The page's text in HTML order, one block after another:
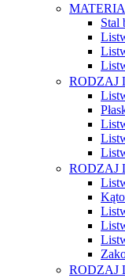
Stal
RODZAJ
RODZAJ
RODZAJ